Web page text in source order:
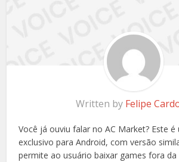
Written by Felipe
Você já ouviu falar no AC Market? Este é
exclusivo para Android, com versão
permite ao usuário baixar games fora